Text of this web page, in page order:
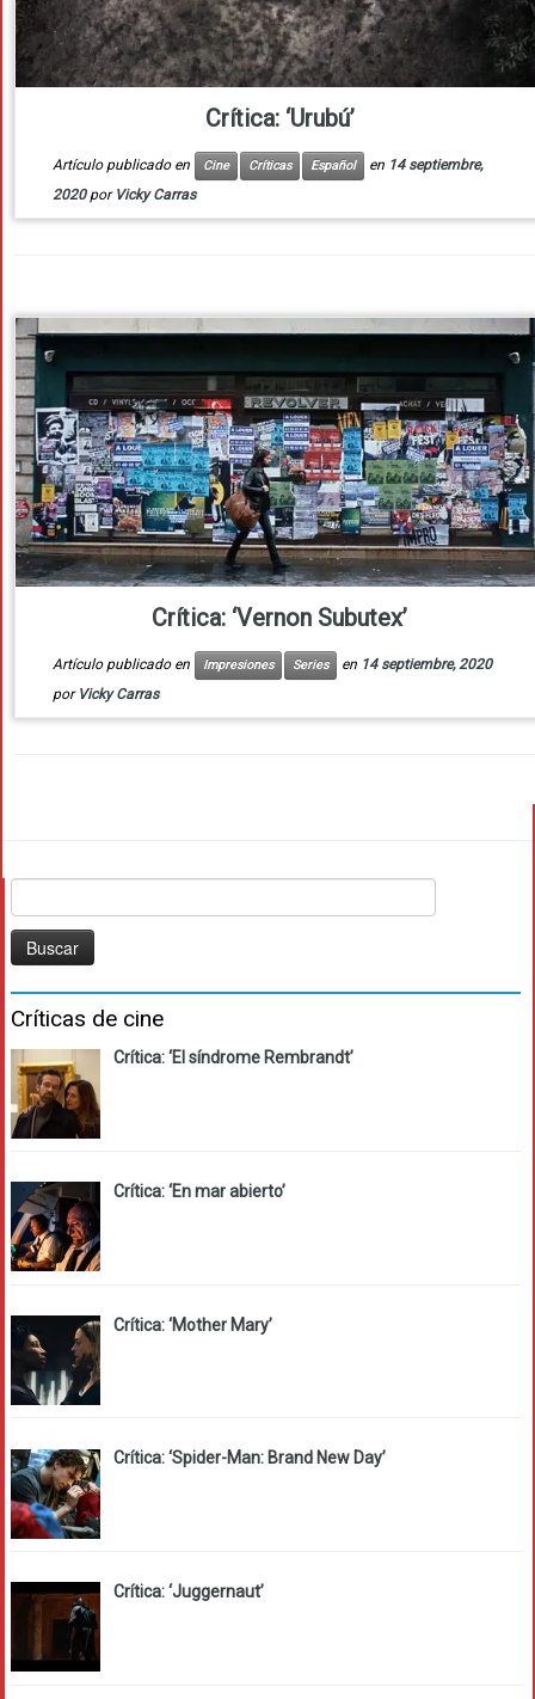
Crítica: ‘Urubú’
Artículo publicado en Cine Críticas Español en 14 septiembre,
2020 por Vicky Carras
Crítica: ‘Vernon Subutex’
Artículo publicado en Impresiones Series en 14 septiembre, 2020
por Vicky Carras
Críticas de cine
Crítica: ‘El síndrome Rembrandt’
Crítica: ‘En mar abierto’
Crítica: ‘Mother Mary’
Crítica: ‘Spider-Man: Brand New Day’
Crítica: ‘Juggernaut’